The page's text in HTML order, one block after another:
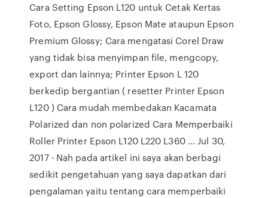
Cara Setting Epson L120 untuk Cetak Kertas
Foto, Epson Glossy, Epson Mate ataupun Epson
Premium Glossy; Cara mengatasi Corel Draw
yang tidak bisa menyimpan file, mengcopy,
export dan lainnya; Printer Epson L 120
berkedip bergantian ( resetter Printer Epson
L120 ) Cara mudah membedakan Kacamata
Polarized dan non polarized Cara Memperbaiki
Roller Printer Epson L120 L220 L360 ... Jul 30,
2017 · Nah pada artikel ini saya akan berbagi
sedikit pengetahuan yang saya dapatkan dari
pengalaman yaitu tentang cara memperbaiki